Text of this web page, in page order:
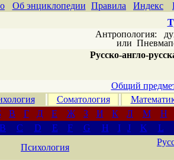
Об энциклопедии Правила Индекс
Антропология:
или
Русско-англо-
Общий
Соматология
В Г Д Е Ж З И К Л М
Н
B C D E F G H I J K
L
Психология